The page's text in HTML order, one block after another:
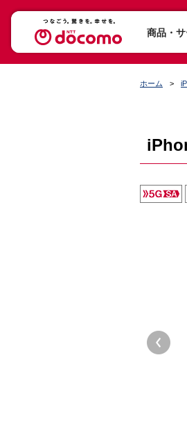
商品・
ホーム